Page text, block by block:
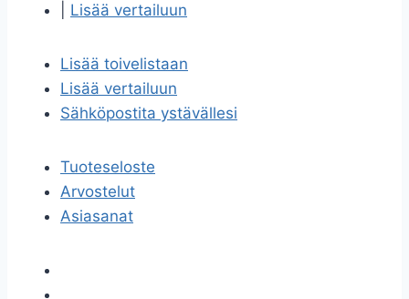
Lisää vertailuun
Lisää toivelistaan
Lisää vertailuun
Sähköpostita ystävällesi
Tuoteseloste
Arvostelut
Asiasanat